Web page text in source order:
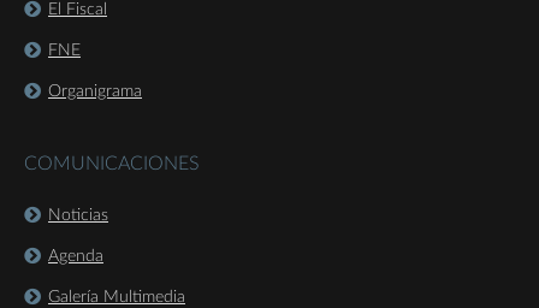
El Fiscal
FNE
Organigrama
COMUNICACIONES
Noticias
Agenda
Galería Multimedia